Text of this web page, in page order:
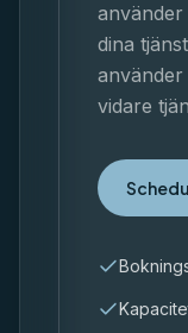
dina
vidare